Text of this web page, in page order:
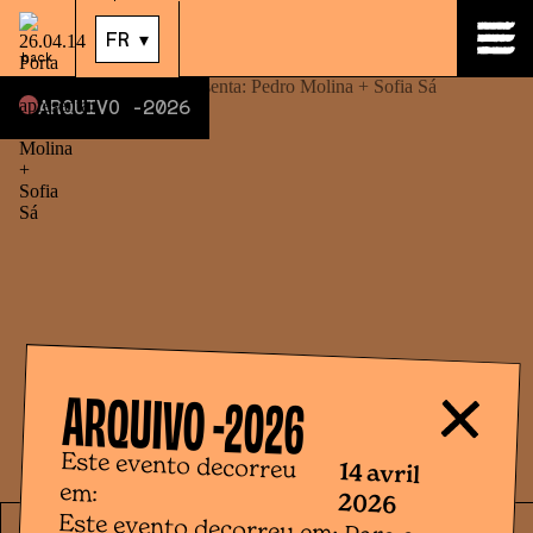
back
FR ▾
ARQUIVO -2026
ARQUIVO -2026
Este evento decorreu
em:
14 avril
2026